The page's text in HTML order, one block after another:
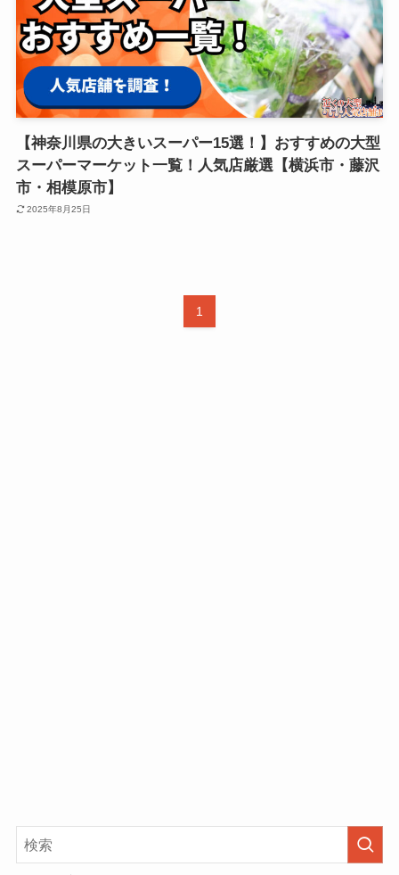
【神奈川県の大きいスーパー15選！】おすすめの大型
スーパーマーケット一覧！人気店厳選【横浜市・藤沢
市・相模原市】
2025年8月25日
1